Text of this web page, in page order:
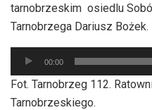
tarnobrzeskim osiedlu
Tarnobrzega Dariusz Bożek.
Odtwarzacz
plików
dźwiękowych
00:00
Fot. Tarnobrzeg 112.
Tarnobrzeskiego.